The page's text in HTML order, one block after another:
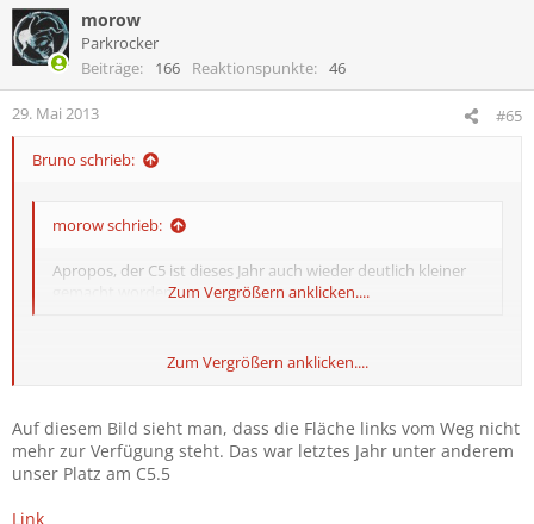
morow
Parkrocker
Beiträge
166 Reaktionspunkte 46
29. Mai 2013 #65
Bruno schrieb:
morow schrieb:
Apropos, der C5 ist dieses Jahr auch wieder deutlich kleiner
gemacht worden...Zum Vergrößern anklicken....
C5 ist gem. Campingplan genau gleich gross wie letztes Jahr.
Campingplan.pdf
Zum Vergrößern anklicken....
Auf diesem Bild sieht man, dass die Fläche links vom Weg nicht
mehr zur Verfügung steht. Das war letztes Jahr unter anderem
unser Platz am C5.5
Link